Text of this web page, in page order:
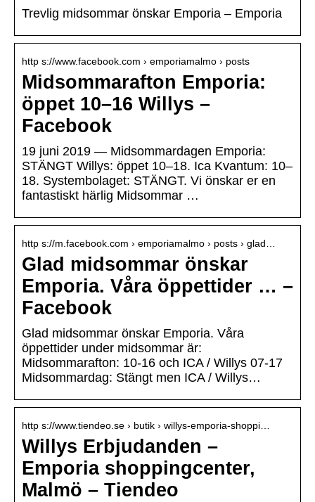
Trevlig midsommar önskar Emporia – Emporia
http s://www.facebook.com › emporiamalmo › posts
Midsommarafton Emporia:
öppet 10–16 Willys –
Facebook
19 juni 2019 — Midsommardagen Emporia:
STÄNGT Willys: öppet 10–18. Ica Kvantum: 10–
18. Systembolaget: STÄNGT. Vi önskar er en
fantastiskt härlig Midsommar …
http s://m.facebook.com › emporiamalmo › posts › glad…
Glad midsommar önskar
Emporia. Våra öppettider … –
Facebook
Glad midsommar önskar Emporia. Våra
öppettider under midsommar är:
Midsommarafton: 10-16 och ICA / Willys 07-17
Midsommardag: Stängt men ICA / Willys…
http s://www.tiendeo.se › butik › willys-emporia-shoppi…
Willys Erbjudanden –
Emporia shoppingcenter,
Malmö – Tiendeo